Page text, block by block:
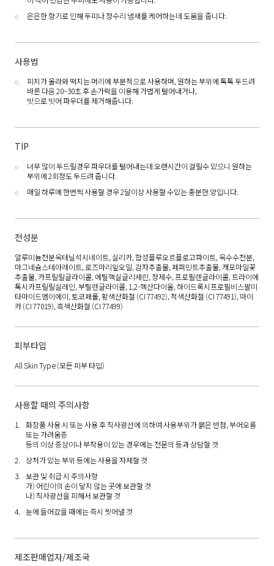
은은한 향기로 인해 두피나 정수리 냄새를 케어하는데 도움을 줍니다.
사용법
피지가 올라와 떡지는 머리에 부분적으로 사용하며, 원하는 부위에 톡톡 두드려
바른 다음 20~30초 후 손가락을 이용해 가볍게 털어내거나,
빗으로 빗어 파우더를 제거해줍니다.
TIP
너무 많이 두드릴경우 파우더를 털어내는데 오랜시간이 걸릴수 있으니 원하는
부위에 2회정도 두드려 줍니다.
매일 하루에 한번씩 사용할 경우 2달이상 사용할 수있는 충분한 양입니다.
전성분
알루미늄전분옥테닐석시네이트, 실리카, 합성플루오르플로고파이트, 옥수수전분,
마그네슘스테아레이트, 로즈마리잎오일, 감자추출물, 페퍼민트추출물, 캐모마일꽃
추출물, 카프릴릴글라이콜, 에틸헥실글리세린, 정제수, 프로필렌글라이콜, 트라이에
톡시카프릴릴실레인, 부틸렌글라이콜, 1,2-헥산다이올, 하이드록시프로필비스팔미
타마이드엠이에이, 토코페롤, 황색산화철 (CI 77492), 적색산화철 (CI 77491), 마이
카 (CI 77019), 흑색산화철 (CI 77499)
피부타입
All Skin Type(모든 피부 타입)
사용할 때의 주의사항
화장품 사용 시 또는 사용 후 직사광선에 의하여 사용부위가 붉은 반점, 부어오름
또는 가려움증
등의 이상 증상이나 부작용이 있는 경우에는 전문의 등과 상담할 것
상처가 있는 부위 등에는 사용을 자제할 것
보관 및 취급 시 주의사항
가) 어린이의 손이 닿지 않는 곳에 보관할 것
나) 직사광선을 피해서 보관할 것
눈에 들어갔을 때에는 즉시 씻어낼 것
제조판매업자/제조국